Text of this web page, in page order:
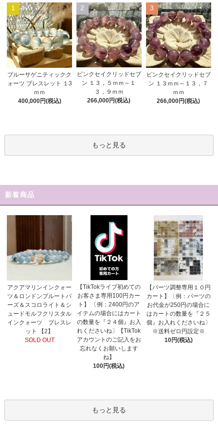
1
ブルーサゲニティックク
ォーツ ブレスレット １3
ｍｍ
400,000円(税込)
2
ピンクセイクリッドセブ
ン １３，５ｍｍ～１
３，９ｍｍ
266,000円(税込)
3
ピンクセイクリッドセブ
ン １３ｍｍ～１３，７
ｍｍ
266,000円(税込)
もっと見る
新着商品
アクアマリンインクォー
ツ＆ロンドンブルートパ
ーズ＆スコロライト＆シ
ュードモルフクリスタル
インクォーツ ブレスレ
ット 【2】
SOLD OUT
【TikTokライブ初めての
お客さま専用100円カー
ト】 〔例：2400円のア
イテムの場合にはカート
の数量を『２４個』お入
れくださいね〕【TikTok
アカウントのご記入をお
忘れなくお願いします
ね】
100円(税込)
【パーツ調整専用１０円
カート】〔例：パーツの
お代金が250円の場合に
はカートの数量を『２５
個』お入れくださいね〕
※送料ゼロ円設定※
10円(税込)
もっと見る